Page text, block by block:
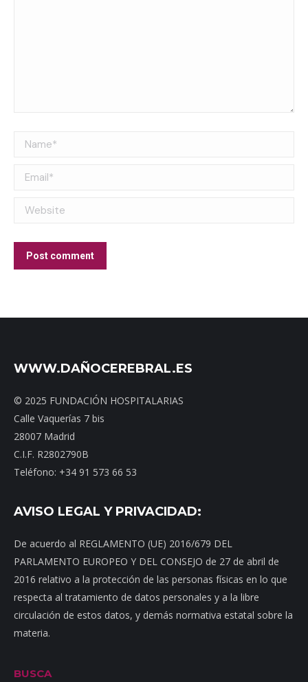
Name *
Email *
Website
Post comment
WWW.DAÑOCEREBRAL.ES
© 2025 FUNDACIÓN HOSPITALARIAS
Calle Vaquerías 7 bis
28007 Madrid
C.I.F. R2802790B
Teléfono: +34 91 573 66 53
AVISO LEGAL Y PRIVACIDAD:
De acuerdo al REGLAMENTO (UE) 2016/679 DEL
PARLAMENTO EUROPEO Y DEL CONSEJO de 27 de abril de
2016 relativo a la protección de las personas físicas en lo que
respecta al tratamiento de datos personales y a la libre
circulación de estos datos, y demás normativa estatal sobre la
materia.
BUSCA